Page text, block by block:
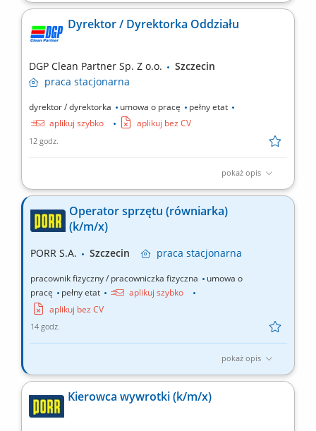
personelu medycznego i niemedycznego; Nadzór nad realizacją
wykonywanych badań; Nadzór nad sprawami administracyjnymi
Dyrektor / Dyrektorka Oddziału
DGP Clean Partner Sp. Z o.o.
Szczecin
praca stacjonarna
dyrektor / dyrektorka umowa o pracę
pełny etat
aplikuj szybko
aplikuj bez CV
12 godz.
pokaż opis
Biuro oddziału w Szczecinie Twój zakres obowiązków: W ramach
odpowiedzialna za planowanie, organizowanie i monitorowanie
działalności oddziału w zakresie świadczenia usług
Operator sprzętu (równiarka)
(k/m/x)
PORR S.A. Szczecin praca stacjonarna
pracownik fizyczny / pracowniczka fizyczna
umowa o
pracę
pełny etat
aplikuj szybko
aplikuj bez CV
14 godz.
pokaż opis
Zadania: Wykonywanie prac związanych z profilowaniem i
użyciu równiarki, Przygotowanie podłoża pod dalsze etapy robót
drogowych zgodnie z dokumentacją i wytycznymi, Obsługa
Kierowca wywrotki (k/m/x)